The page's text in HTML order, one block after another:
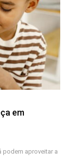
em
podem aproveitar a